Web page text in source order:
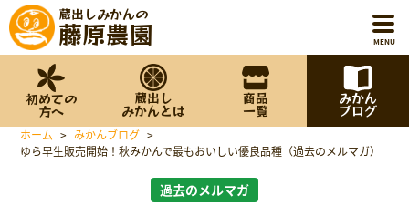
蔵出しみかんの
藤原農園 MENU
初めての方へ
蔵出しみかんとは
初めての
方へ
蔵出し
みかんとは
商品
一覧
みかん
ブログ
ホーム > みかんブログ >
ゆら早生販売開始！秋みかんで最もおいしい優良品種（過去のメルマガ）
過去のメルマガ